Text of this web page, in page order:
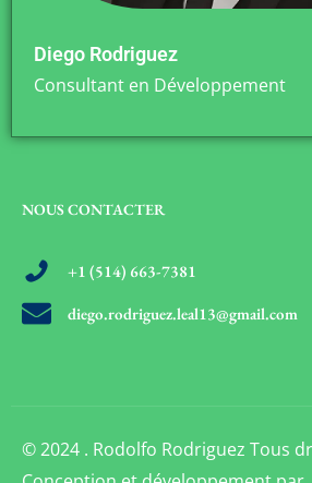
Diego Rodriguez
Consultant en Développement
NOUS CONTACTER
+1 (514) 663-7381
diego.rodriguez.leal13@gmail.com
© 2024 . Rodolfo Rodriguez Tous